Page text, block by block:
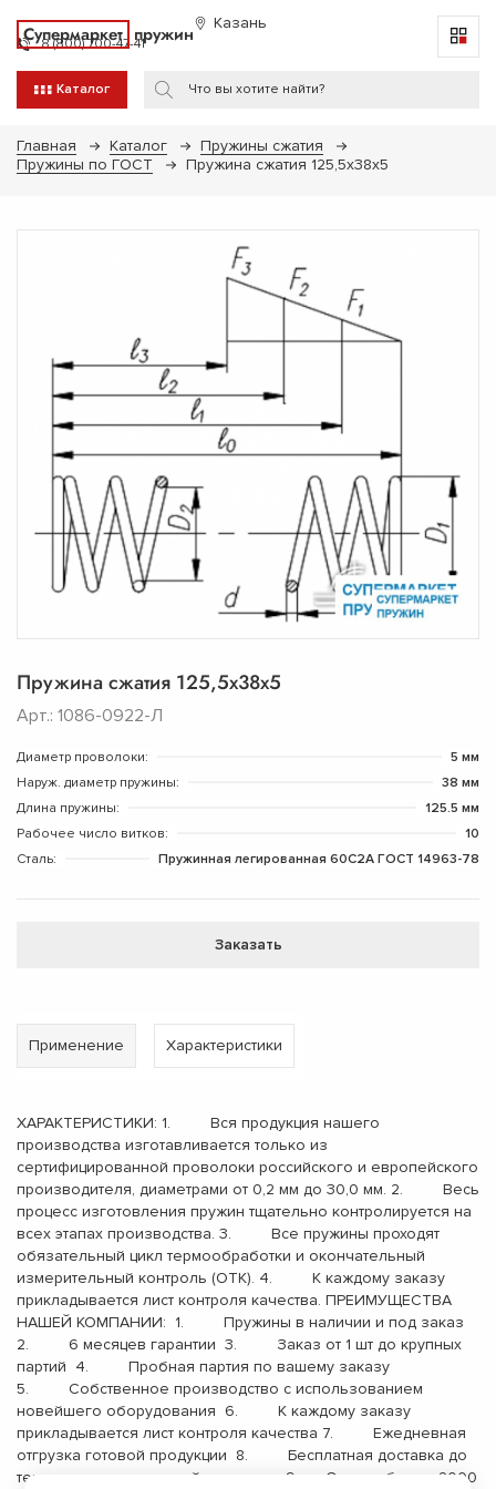
Супермаркет пружин Казань
8 (800) 700-47-41
Каталог
Главная Каталог
Пружины сжатия
Пружины по ГОСТ
Пружина сжатия 125,5х38х5
Пружина сжатия 125,5х38х5
Арт.: 1086-0922-Л
Диаметр проволоки:
5 мм
Наруж. диаметр пружины:
38 мм
Длина пружины:
125.5 мм
Рабочее число витков:
10
Сталь:
Пружинная легированная 60С2А ГОСТ 14963-78
Заказать
Применение Характеристики
ХАРАКТЕРИСТИКИ: 1. Вся продукция нашего
производства изготавливается только из
сертифицированной проволоки российского и европейского
производителя, диаметрами от 0,2 мм до 30,0 мм. 2. Весь
процесс изготовления пружин тщательно контролируется на
всех этапах производства. 3. Все пружины проходят
обязательный цикл термообработки и окончательный
измерительный контроль (ОТК). 4. К каждому заказу
прикладывается лист контроля качества. ПРЕИМУЩЕСТВА
НАШЕЙ КОМПАНИИ: 1. Пружины в наличии и под заказ
2. 6 месяцев гарантии 3. Заказ от 1 шт до крупных
партий 4. Пробная партия по вашему заказу
5. Собственное производство с использованием
новейшего оборудования 6. К каждому заказу
прикладывается лист контроля качества 7. Ежедневная
отгрузка готовой продукции 8. Бесплатная доставка до
терминала транспортной компании 9. Опыт работы с 2000